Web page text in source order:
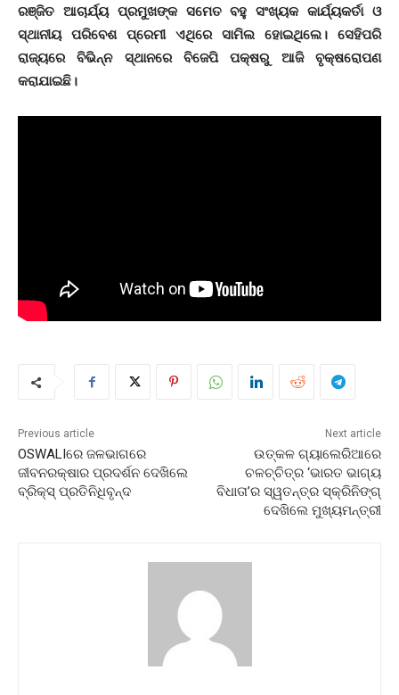
ରଞ୍ଜିତ ଆଚାର୍ଯ୍ୟ ପ୍ରମୁଖଙ୍କ ସମେତ ବହୁ ସଂଖ୍ୟକ କାର୍ଯ୍ୟକର୍ତା ଓ
ସ୍ଥାନୀୟ ପରିବେଶ ପ୍ରେମୀ ଏଥିରେ ସାମିଲ ହୋଇଥିଲେ। ସେହିପରି
ରାଜ୍ୟରେ ବିଭିନ୍ନ ସ୍ଥାନରେ ବିଜେପି ପକ୍ଷରୁ ଆଜି ବୃକ୍ଷରୋପଣ
କରାଯାଇଛି।
Previous article
OSWALIରେ ଜଳଭାଗରେ
ଜୀବନରକ୍ଷାର ପ୍ରଦର୍ଶନ ଦେଖିଲେ
ବ୍ରିକ୍ସ୍ ପ୍ରତିନିଧିବୃନ୍ଦ
Next article
ଉତ୍କଳ ଗ୍ୟାଲେରିଆରେ
ଚଳଚ୍ଚିତ୍ର ‘ଭାରତ ଭାଗ୍ୟ
ବିଧାତା’ର ସ୍ୱତନ୍ତ୍ର ସ୍କ୍ରିନିଙ୍ଗ୍
ଦେଖିଲେ ମୁଖ୍ୟମନ୍ତ୍ରୀ